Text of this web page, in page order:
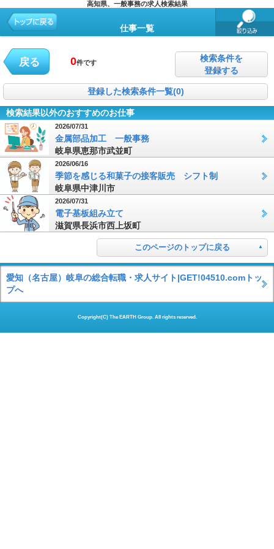
高知県、一般事務の求人検索結果
仕事一覧
戻る 0件です
検索条件を
登録する
登録した検索条件一覧(0)
検索結果以外のおすすめのお仕事
2026/07/31
金属部品加工 一般事務
岐阜県恵那市武並町
2026/06/16
季節を感じる和菓子の接客販売 シフト制
岐阜県中津川市
2026/07/31
電子基板組み立て
滋賀県長浜市西上坂町
このページのトップに戻る
愛知（名古屋）岐阜の総合転職・求人サイト|GET!04510.comトッ
プへ
Copyright(C) The EARTH Group. All rights reserved.